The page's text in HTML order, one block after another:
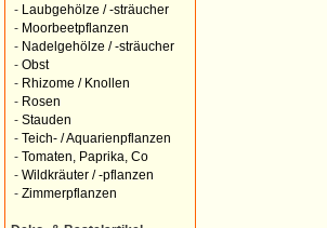
-
Laubgehölze / -sträucher
- Moorbeetpflanzen
- Nadelgehölze / -sträucher
- Obst
- Rhizome / Knollen
- Rosen
- Stauden
- Teich- / Aquarienpflanzen
- Tomaten, Paprika, Co
- Wildkräuter / -pflanzen
- Zimmerpflanzen